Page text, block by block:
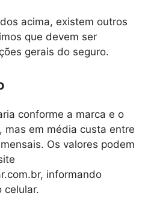
acima, existem outros
que devem ser
gerais do seguro.
conforme a marca e o
mas em média custa entre
Os valores podem
informando
celular.